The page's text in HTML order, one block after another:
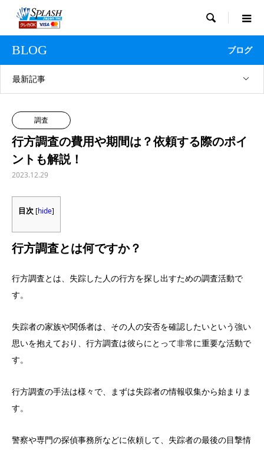

BLOG ブログ
最新記事
調査
行方調査の費用や期間は？依頼する際のポイ
ントも解説！
2023.12.29
目次 [hide]
行方調査とは何ですか？
行方調査とは、失踪した人の行方を探し出すための調査活動で
す。
失踪者の家族や関係者は、その人の安否を確認したいという強い
思いを抱えており、行方調査は彼らにとって非常に重要な活動で
す。
行方調査の手法は様々で、まずは失踪者の情報収集から始まりま
す。
警察や専門の探偵事務所などに依頼して、失踪者の最後の目撃情